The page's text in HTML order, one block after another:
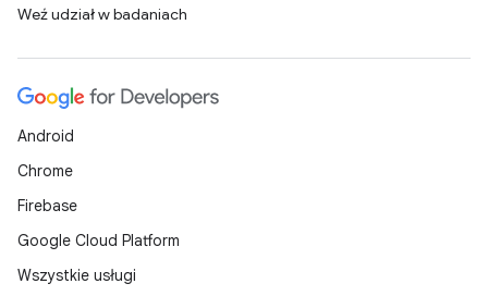
Weź udział w badaniach
Android
Chrome
Firebase
Google Cloud Platform
Wszystkie usługi